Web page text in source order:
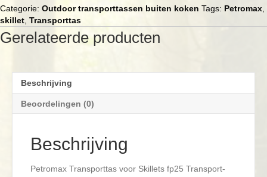
Skillets
fp25
aantal
Categorie: Outdoor transporttassen buiten koken Tags: Petromax
skillet Transporttas
Gerelateerde producten
Beschrijving
Beoordelingen (0)
Beschrijving
Petromax Transporttas voor Skillets fp25 Transport-